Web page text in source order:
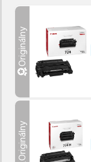
Originálny
Originálny